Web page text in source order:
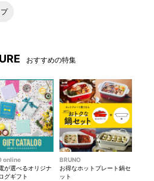
おすすめの特集
online
が選べるオリジナ
グギフト
BRUNO
お得なホットプレート鍋セ
ット